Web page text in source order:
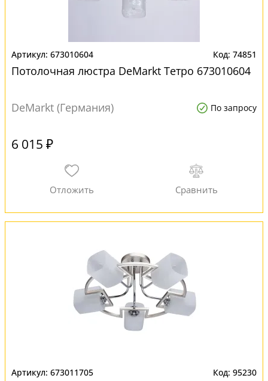
673010604 74851
Потолочная люстра DeMarkt Тетро 673010604
DeMarkt (Германия) По запросу
6 015 ₽
673011705 95230